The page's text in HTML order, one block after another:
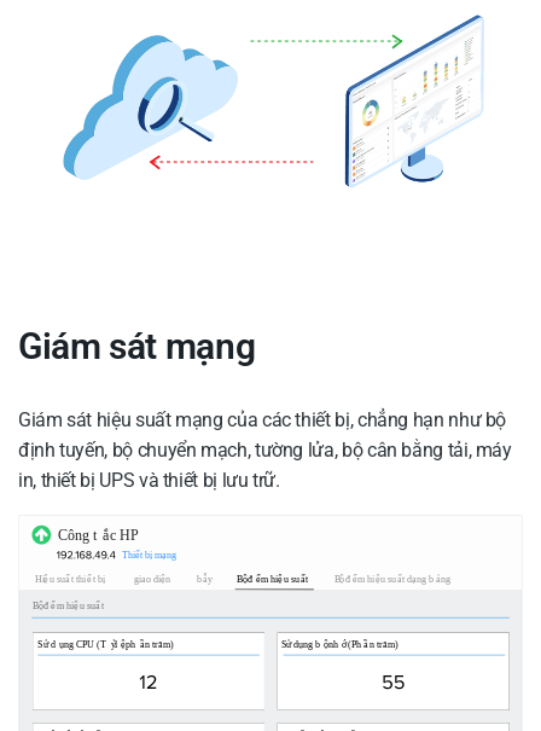
Giám sát mạng
Giám sát hiệu suất mạng của các thiết bị, chẳng hạn như bộ
định tuyến, bộ chuyển mạch, tường lửa, bộ cân bằng tải, máy
in, thiết bị UPS và thiết bị lưu trữ.